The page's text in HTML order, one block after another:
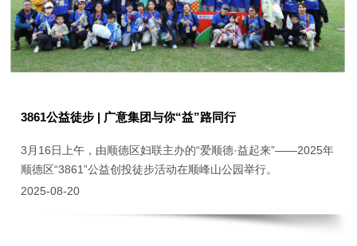
3861公益徒步 | 广意集团与你“益”路同行
3月16日上午，由顺德区妇联主办的“爱顺德·益起来”——2025年
顺德区“3861”公益创投徒步活动在顺峰山公园举行。
2025-08-20